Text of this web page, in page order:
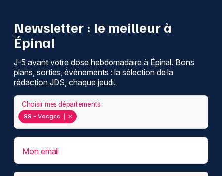
Newsletter : le meilleur à
Épinal
J-5 avant votre dose hebdomadaire à Épinal. Bons
plans, sorties, événements : la sélection de la
rédaction JDS, chaque jeudi.
88 - Vosges
Choisir mes départements
Mon email